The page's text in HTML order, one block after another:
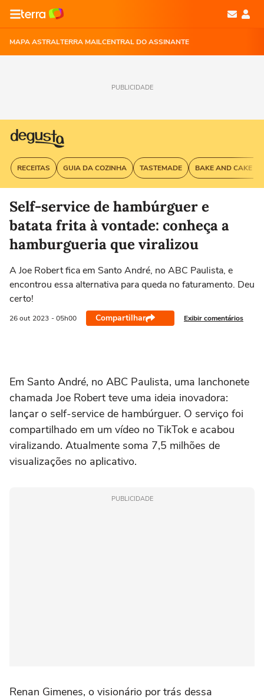
MAPA ASTRALTERRA MAILCENTRAL DO ASSINANTE
PUBLICIDADE
RECEITAS GUIA DA COZINHA TASTEMADE BAKE AND CAKE
Self-service de hambúrguer e
batata frita à vontade: conheça a
hamburgueria que viralizou
A Joe Robert fica em Santo André, no ABC Paulista, e
encontrou essa alternativa para queda no faturamento. Deu
certo!
26 out 2023 - 05h00 Compartilhar Exibir comentários
Em Santo André, no ABC Paulista, uma lanchonete
chamada Joe Robert teve uma ideia inovadora:
lançar o self-service de hambúrguer. O serviço foi
compartilhado em um vídeo no TikTok e acabou
viralizando. Atualmente soma 7,5 milhões de
visualizações no aplicativo.
PUBLICIDADE
Renan Gimenes, o visionário por trás dessa